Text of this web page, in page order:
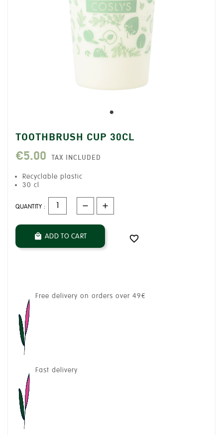
TOOTHBRUSH CUP 30CL
€5.00 TAX INCLUDED
Recyclable plastic
30 cl
QUANTITY :
 ADD TO CART 
Free delivery on orders over 49€
Fast delivery